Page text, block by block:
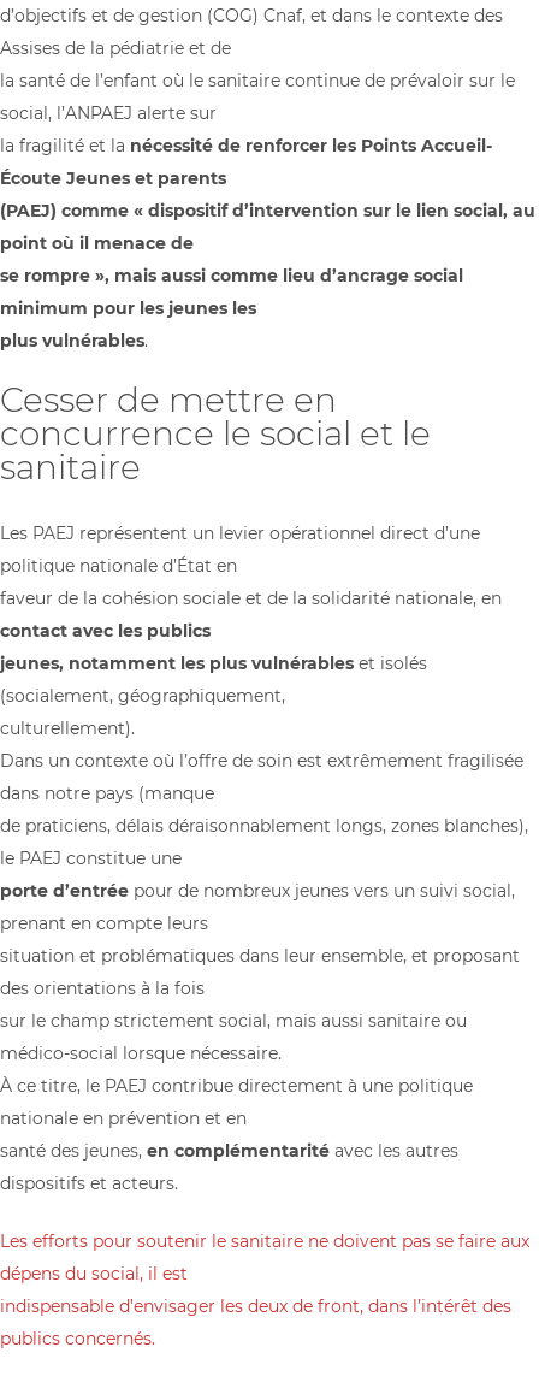
d’objectifs et de gestion (COG) Cnaf, et dans le contexte des
Assises de la pédiatrie et de
la santé de l’enfant où le sanitaire continue de prévaloir sur le
social, l’ANPAEJ alerte sur
la fragilité et la nécessité de renforcer les Points Accueil-
Écoute Jeunes et parents
(PAEJ) comme « dispositif d’intervention sur le lien social, au
point où il menace de
se rompre », mais aussi comme lieu d’ancrage social
minimum pour les jeunes les
plus vulnérables.
Cesser de mettre en
concurrence le social et le
sanitaire
Les PAEJ représentent un levier opérationnel direct d’une
politique nationale d’État en
faveur de la cohésion sociale et de la solidarité nationale, en
contact avec les publics
jeunes, notamment les plus vulnérables et isolés
(socialement, géographiquement,
culturellement).
Dans un contexte où l’offre de soin est extrêmement fragilisée
dans notre pays (manque
de praticiens, délais déraisonnablement longs, zones blanches),
le PAEJ constitue une
porte d’entrée pour de nombreux jeunes vers un suivi social,
prenant en compte leurs
situation et problématiques dans leur ensemble, et proposant
des orientations à la fois
sur le champ strictement social, mais aussi sanitaire ou
médico-social lorsque nécessaire.
À ce titre, le PAEJ contribue directement à une politique
nationale en prévention et en
santé des jeunes, en complémentarité avec les autres
dispositifs et acteurs.
Les efforts pour soutenir le sanitaire ne doivent pas se faire aux
dépens du social, il est
indispensable d’envisager les deux de front, dans l’intérêt des
publics concernés.